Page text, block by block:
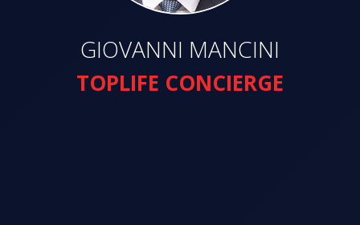
GIOVANNI MANCINI
TOPLIFE CONCIERGE